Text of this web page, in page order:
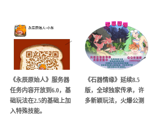
《永辰原始人》服务器
任务内容开放到6.0，基
础玩法在2.5的基础上加
入特殊技能。
《石器情缘》延续8.5
版，全球独家传承，许
多新颖玩法，火爆公测